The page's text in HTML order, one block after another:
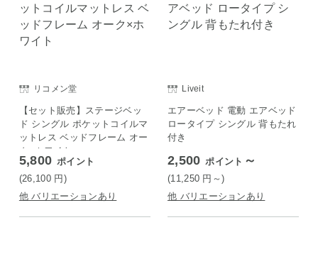
リコメン堂
【セット販売】ステージベッ
ド シングル ポケットコイルマ
ットレス ベッドフレーム オー
ク×ホワイト
5,800 ポイント
(26,100 円 )
他 バリエーションあり
Liveit
エアーベッド 電動 エアベッド
ロータイプ シングル 背もたれ
付き
2,500 ポイント ～
(11,250 円 ～)
他 バリエーションあり